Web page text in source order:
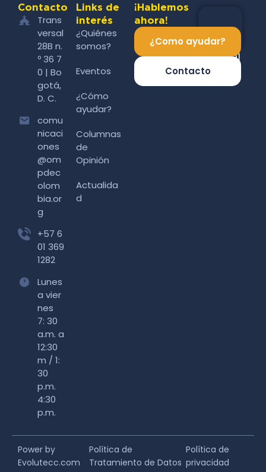
Contacto
Trans
versal
28B n.
º 36 7
0 | Bo
gotá,
D. C.
comu
nicaci
ones
@om
pdec
olom
bia.or
g
+57 6
01 369
1282
Lunes
a vier
nes
7: 30
a.m. a
12:30
m / 1:
30
p.m.
4:30
p.m.
Links de
interés
¿Quiénes
somos?
Eventos
¿Cómo
ayudar?
Columnas
de
Opinión
Actualida
d
¡Hablemos
ahora!
¿Como ayudar?
Contacto
Power by
Evolutecc.com
Política de
Tratamiento de Datos
Política de
privacidad